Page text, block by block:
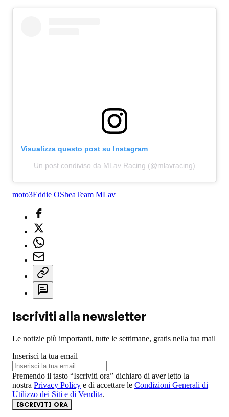
Visualizza questo post su Instagram
Un post condiviso da MLav Racing (@mlavracing)
moto3Eddie OSheaTeam MLav
Iscriviti alla newsletter
Le notizie più importanti, tutte le settimane, gratis nella tua mail
Inserisci la tua email
Premendo il tasto “Iscriviti ora” dichiaro di aver letto la
nostra Privacy Policy e di accettare le Condizioni Generali di
Utilizzo dei Siti e di Vendita.
ISCRIVITI ORA